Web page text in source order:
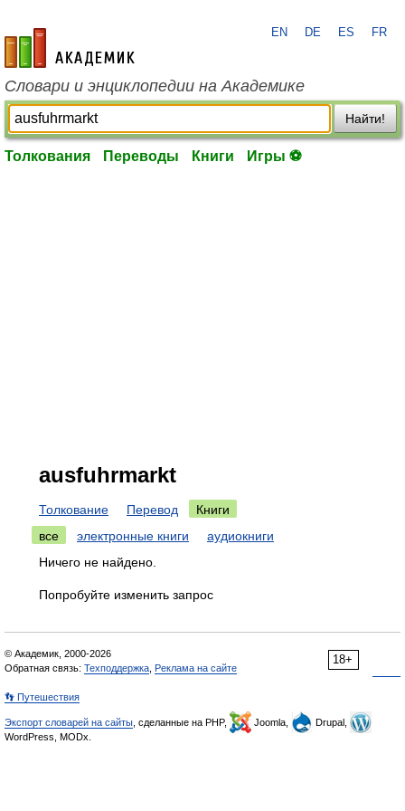
academic.ru
EN DE ES FR
Словари и энциклопедии на Академике
Найти!
Толкования Переводы Книги Игры ⚽
ausfuhrmarkt
Толкование Перевод
Книги
все
электронные книги
аудиокниги
Ничего не найдено.
Попробуйте изменить запрос
18+
© Академик, 2000-2026
Обратная связь: Техподдержка Реклама на сайте
👣 Путешествия
Экспорт словарей на сайты , сделанные на PHP, Joomla,
Drupal,
WordPress, MODx.